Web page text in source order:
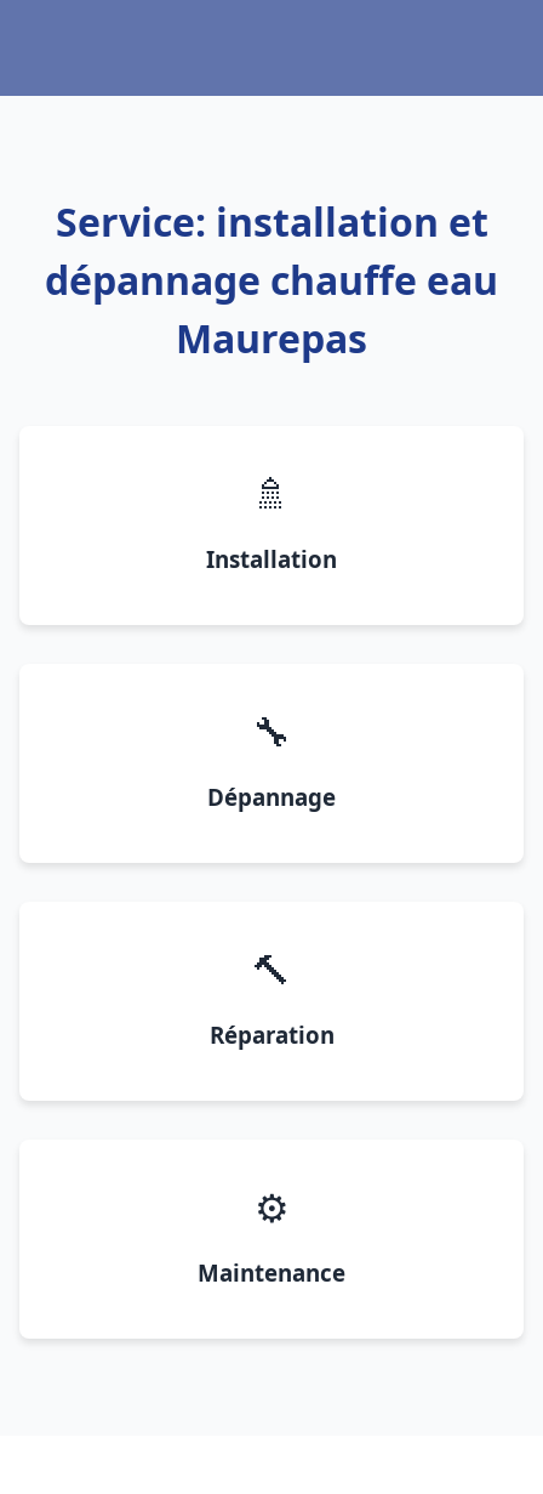
Service: installation et
dépannage chauffe eau
Maurepas
🚿
Installation
🔧
Dépannage
🔨
Réparation
⚙️
Maintenance